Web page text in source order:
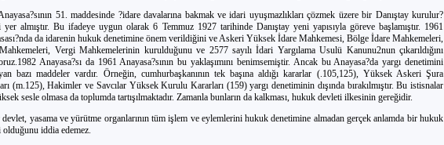
51. maddesinde ?idare davalarına bakmak ve idari uyuşmazlıkları çözmek üzere bir Danıştay kurulur?
yer almıştır. Bu ifadeye uygun olarak 6 Temmuz 1927 tarihinde Danıştay yeni yapısıyla göreve başlamıştır. 1961
da idarenin hukuk denetimine önem verildiğini ve Askeri Yüksek İdare Mahkemesi, Bölge İdare Mahkemeleri,
Vergi Mahkemelerinin kurulduğunu ve 2577 sayılı İdari Yargılama Usulü Kanunu2nun çıkarıldığını
Anayasa?sı da 1961 Anayasa?sının bu yaklaşımını benimsemiştir. Ancak bu Anayasa?da yargı denetimini
bazı maddeler vardır. Örneğin, cumhurbaşkanının tek başına aldığı kararlar (.105,125), Yüksek Askeri Şura
(m.125), Hakimler ve Savcılar Yüksek Kurulu Kararları (159) yargı denetiminin dışında bırakılmıştır. Bu istisnalar
sesle olmasa da toplumda tartışılmaktadır. Zamanla bunların da kalkması, hukuk devleti ilkesinin gereğidir.
yasama ve yürütme organlarının tüm işlem ve eylemlerini hukuk denetimine almadan gerçek anlamda bir hukuk
olduğunu iddia edemez.